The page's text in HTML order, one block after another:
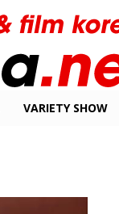
VARIETY SHOW